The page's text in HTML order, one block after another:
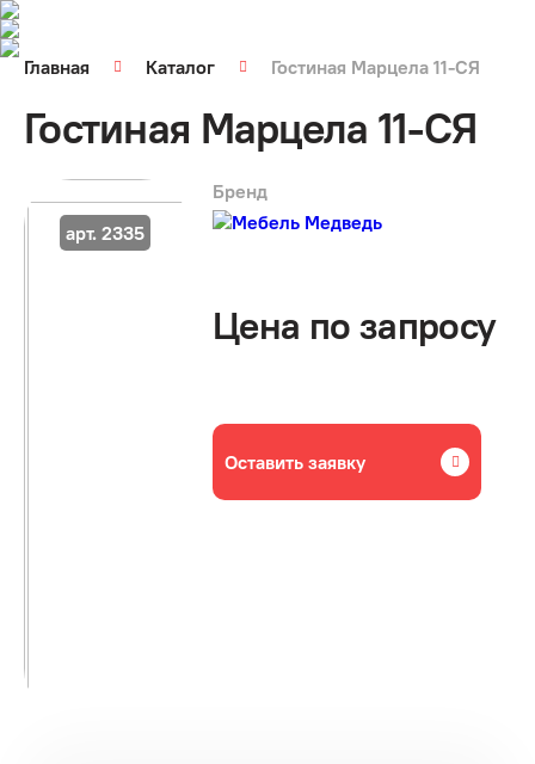
Главная Каталог Гостиная Марцела 11-СЯ
Гостиная Марцела 11-СЯ
арт. 2335
Бренд
Цена по запросу
Оставить заявку